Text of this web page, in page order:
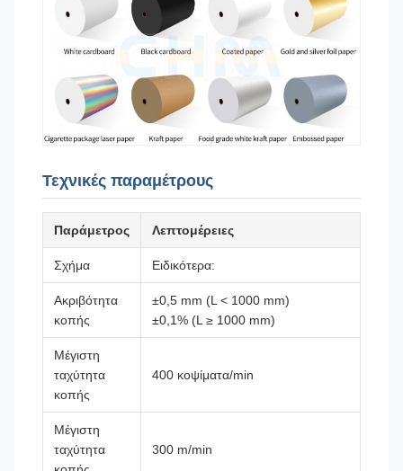
Τεχνικές παραμέτρους
Παράμετρος Λεπτομέρειες
Σχήμα Ειδικότερα:
Ακριβότητα
κοπής
±0,5 mm (L < 1000 mm)
±0,1% (L ≥ 1000 mm)
Μέγιστη
ταχύτητα
κοπής
400 κοψίματα/min
Μέγιστη
ταχύτητα
300 m/min